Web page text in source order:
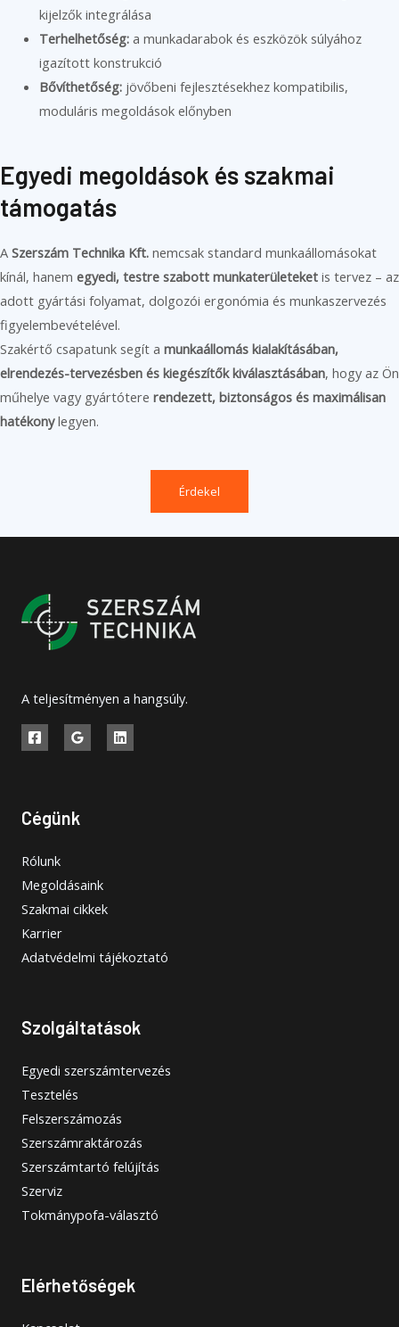
kijelzők integrálása
Terhelhetőség:a munkadarabok és eszközök súlyához
igazított konstrukció
Bővíthetőség:jövőbeni fejlesztésekhez kompatibilis,
moduláris megoldások előnyben
Egyedi megoldások és szakmai
támogatás
A Szerszám Technika Kft. nemcsak standard munkaállomásokat
kínál, hanem egyedi, testre szabott munkaterületeket is tervez – az
adott gyártási folyamat, dolgozói ergonómia és munkaszervezés
figyelembevételével.
Szakértő csapatunk segít a munkaállomás kialakításában,
elrendezés-tervezésben és kiegészítők kiválasztásában, hogy az Ön
műhelye vagy gyártótere rendezett, biztonságos és maximálisan
hatékonylegyen.
Érdekel
A teljesítményen a hangsúly.
Cégünk
Rólunk
Megoldásaink
Szakmai cikkek
Karrier
Adatvédelmi tájékoztató
Szolgáltatások
Egyedi szerszámtervezés
Tesztelés
Felszerszámozás
Szerszámraktározás
Szerszámtartó felújítás
Szerviz
Tokmánypofa-választó
Elérhetőségek